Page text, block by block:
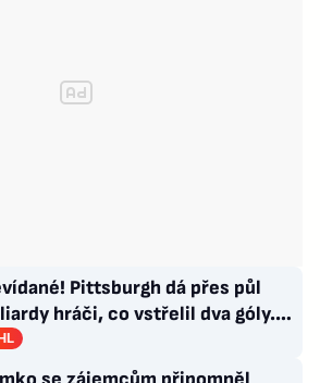
Pittsburgh dá přes půl
hráči, co vstřelil dva góly.
se hájí